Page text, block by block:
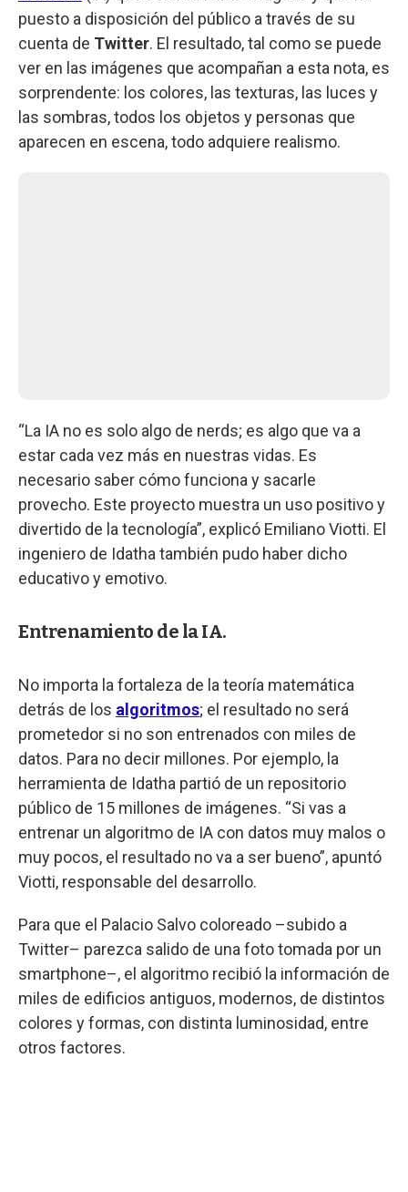
puesto a disposición del público a través de su
cuenta de Twitter. El resultado, tal como se puede
ver en las imágenes que acompañan a esta nota, es
sorprendente: los colores, las texturas, las luces y
las sombras, todos los objetos y personas que
aparecen en escena, todo adquiere realismo.
“La IA no es solo algo de nerds; es algo que va a
estar cada vez más en nuestras vidas. Es
necesario saber cómo funciona y sacarle
provecho. Este proyecto muestra un uso positivo y
divertido de la tecnología”, explicó Emiliano Viotti. El
ingeniero de Idatha también pudo haber dicho
educativo y emotivo.
Entrenamiento de la IA.
No importa la fortaleza de la teoría matemática
detrás de los algoritmos; el resultado no será
prometedor si no son entrenados con miles de
datos. Para no decir millones. Por ejemplo, la
herramienta de Idatha partió de un repositorio
público de 15 millones de imágenes. “Si vas a
entrenar un algoritmo de IA con datos muy malos o
muy pocos, el resultado no va a ser bueno”, apuntó
Viotti, responsable del desarrollo.
Para que el Palacio Salvo coloreado –subido a
Twitter– parezca salido de una foto tomada por un
smartphone–, el algoritmo recibió la información de
miles de edificios antiguos, modernos, de distintos
colores y formas, con distinta luminosidad, entre
otros factores.